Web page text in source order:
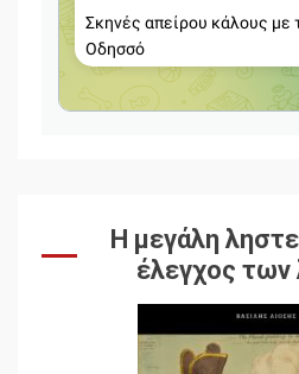
Η μεγάλη
έλεγχος